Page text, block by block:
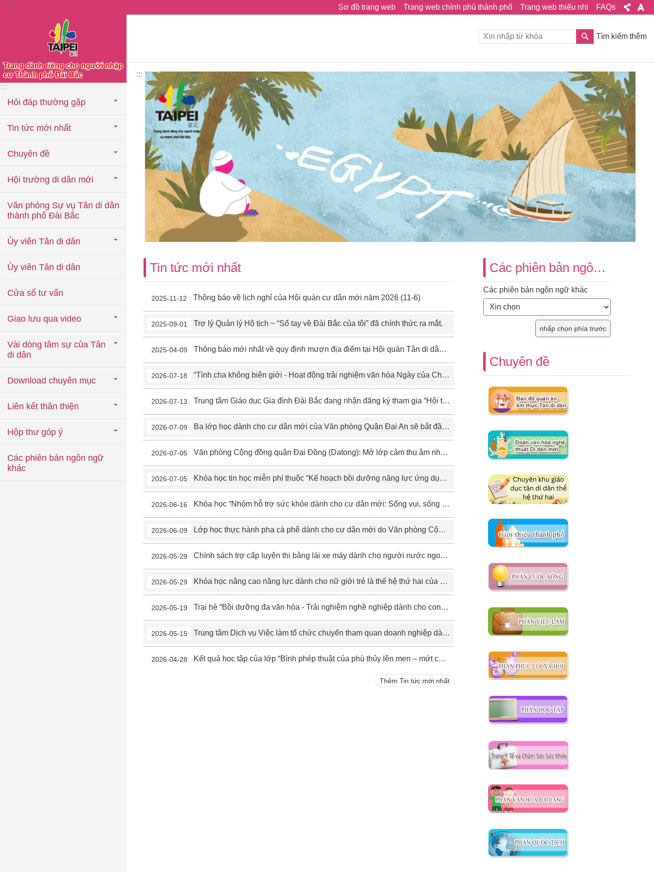
Chuyển đến khối nội dung chính
::: Sơ đồ trang web Trang web chính phủ thành phố Trang web thiếu nhi FAQs
:::
Hỏi đáp thường gặp
Tin tức mới nhất
Chuyên đề
Hội trường di dân mới
Văn phòng Sự vụ Tân di dân
thành phố Đài Bắc
Ủy viên Tân di dân
Ủy viên Tân di dân
Cửa sổ tư vấn
Giao lưu qua video
Vài dòng tâm sự của Tân
di dân
Download chuyên mục
Liên kết thân thiện
Hộp thư góp ý
Các phiên bản ngôn ngữ
khác
Tìm kiếm thêm
:::
Tin tức mới nhất
2025-11-12 Thông báo về lịch nghỉ của Hội quán cư dân mới năm 2026 (11-6)
2025-09-01 Trợ lý Quản lý Hộ tịch ~ “Sổ tay về Đài Bắc của tôi” đã chính thức ra mắt.
2025-04-09 Thông báo mới nhất về quy định mượn địa điểm tại Hội quán Tân di dân Đài Bắc (4-1)
2026-07-18 “Tình cha không biên giới - Hoạt động trải nghiệm văn hóa Ngày của Cha” diễn ra vào ngày 8/8 tại Trung tâm Phát triển Gia đình Cư dân mới (7-7).
2026-07-13 Trung tâm Giáo dục Gia đình Đài Bắc đang nhận đăng ký tham gia “Hội thảo Gia đình Sống vui khỏe” quý 3! (7-6)
2026-07-09 Ba lớp học dành cho cư dân mới của Văn phòng Quận Đại An sẽ bắt đầu mở đăng ký lúc 10:00 ngày 6/7. (7-3)
2026-07-05 Văn phòng Cộng đồng quận Đại Đồng (Datong): Mở lớp cảm thụ âm nhạc “Nghe nhạc học tiếng Đài” dành cho cư dân mới đã bắt đầu nhận đăng ký ～ (7-2)
2026-07-05 Khóa học tin học miễn phí thuộc “Kế hoạch bồi dưỡng năng lực ứng dụng kỹ thuật số cho cư dân mới” năm 2026 (7-1)
2026-06-16 Khóa học “Nhóm hỗ trợ sức khỏe dành cho cư dân mới: Sống vui, sống khỏe tuổi trung niên - Dinh dưỡng cho sức khỏe” năm 2026 chính thức chiêu sinh! (6-8)
2026-06-09 Lớp học thực hành pha cà phê dành cho cư dân mới do Văn phòng Cộng đồng quận Nội Hồ (Neihu) tổ chức đã bắt đầu nhận đăng ký! (6-3)
2026-05-29 Chính sách trợ cấp luyện thi bằng lái xe máy dành cho người nước ngoài của Cục Quản lý đường bộ - Bộ Giao thông Vận tải (5-12)
2026-05-29 Khóa học nâng cao năng lực dành cho nữ giới trẻ là thế hệ thứ hai của cư dân mới “Thời thiếu nữ của tôi ~ Workshop khám phá bản thân” bắt đầu nhận đăng ký rồi! (5-10)
2026-05-19 Trại hè “Bồi dưỡng đa văn hóa - Trải nghiệm nghề nghiệp dành cho con em cư dân mới năm 2026” đã bắt đầu nhận đăng ký! Thời hạn nhận hồ sơ đến ngày 05/6/2026 (5-8)
2026-05-15 Trung tâm Dịch vụ Việc làm tổ chức chuyến tham quan doanh nghiệp dành cho cư dân mới lần thứ 1 năm 2026, thời gian vào ngày 20/5 tại Công ty Cổ phần Deborah và Khách sạn Grand Hilai Taipei (5-3).
2026-04-28 Kết quả học tập của lớp “Bình phép thuật của phù thủy lên men – mứt cam núi Thảo Sơn và bình rau củ muối” do Văn phòng Cộng đồng quận Bắc Đầu (Beitou) tổ chức (4-8).
Thêm Tin tức mới nhất
Các phiên bản ngôn ngữ khác
Các phiên bản ngôn ngữ khác
Chuyên đề